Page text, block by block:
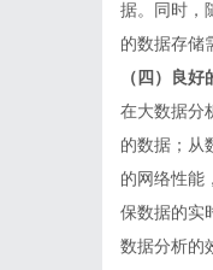
据。同时，
的数据存储
（四）良
在大数据分
的数据；从
的网络性能
保数据的实
数据分析的